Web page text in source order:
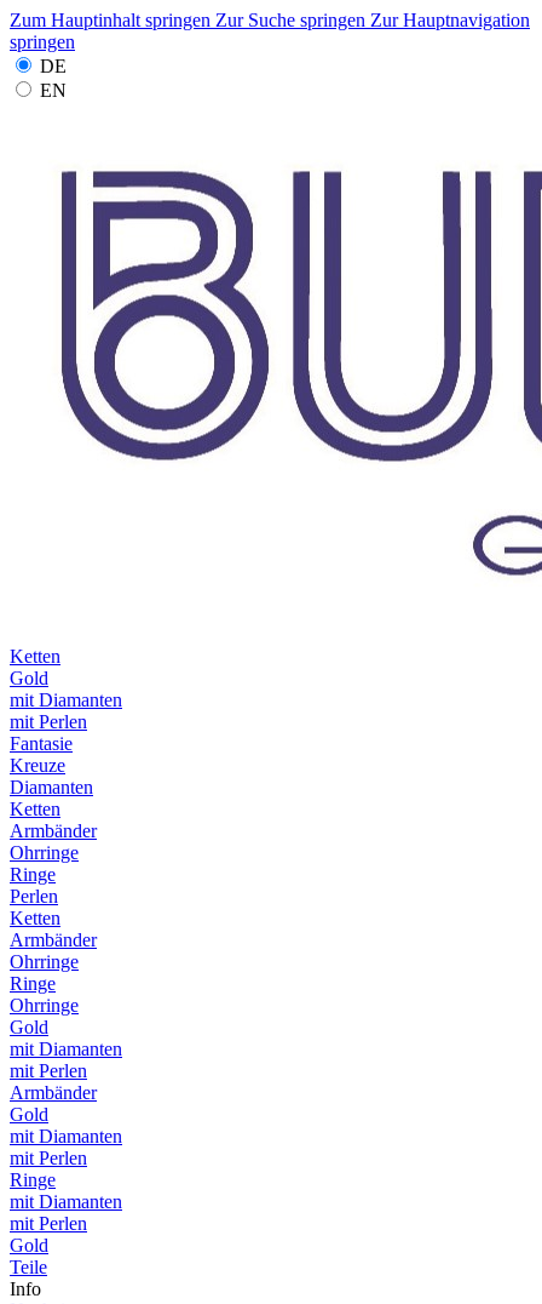
Zum Hauptinhalt springen Zur Suche springen Zur Hauptnavigation
springen
DE
EN
Ketten
Gold
mit Diamanten
mit Perlen
Fantasie
Kreuze
Diamanten
Ketten
Armbänder
Ohrringe
Ringe
Perlen
Ketten
Armbänder
Ohrringe
Ringe
Ohrringe
Gold
mit Diamanten
mit Perlen
Armbänder
Gold
mit Diamanten
mit Perlen
Ringe
mit Diamanten
mit Perlen
Gold
Teile
Info